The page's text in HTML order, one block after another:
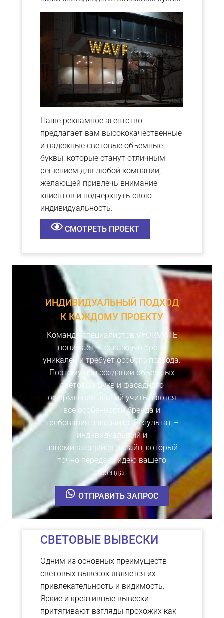
Наше рекламное агентство
предлагает вам высококачественные
и надежные световые объемные
буквы, которые станут отличным
решением для любой компании,
желающей привлечь внимание
клиентов и подчеркнуть свою
индивидуальность.
СМОТРЕТЬ ПРОЕКТ
ИНДИВИДУАЛЬНЫЙ ПОДХОД
К КАЖДОМУ ПРОЕКТУ
Команда специалистов VFORMATE
понимает, что каждый бренд
уникален и требует особого подхода.
Поэтому при создании объемных
световых букв и фасадного
оформления зданий учитываются
все особенности бренда и
требования заказчика. Результат –
индивидуальный и
запоминающийся дизайн, который
точно передает идею вашего
бренда.
ОТПРАВИТЬ ЗАПРОС
СВЕТОВЫЕ ВЫВЕСКИ
Одним из основных преимуществ
световых вывесок является их
привлекательность и видимость.
Яркие и креативные вывески
притягивают взгляды прохожих как